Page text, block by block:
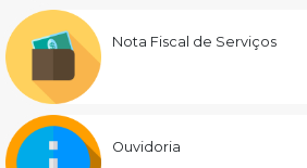
Nota Fiscal de Serviços
Ouvidoria